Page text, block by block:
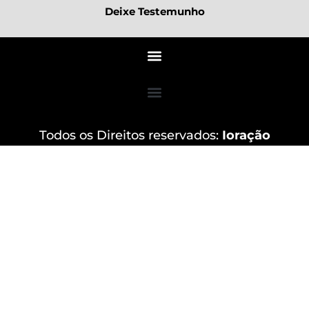
Deixe Testemunho
Todos os Direitos reservados: Ioração